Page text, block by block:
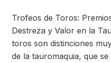
Trofeos de Toros:
Destreza y Valor en la
toros son distinciones
de la tauromaquia, que